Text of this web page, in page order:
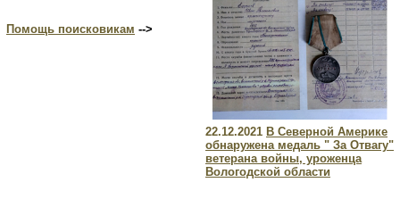
Помощь поисковикам -->
22.12.2021 В Северной Америке
обнаружена медаль " За Отвагу"
ветерана войны, уроженца
Вологодской области